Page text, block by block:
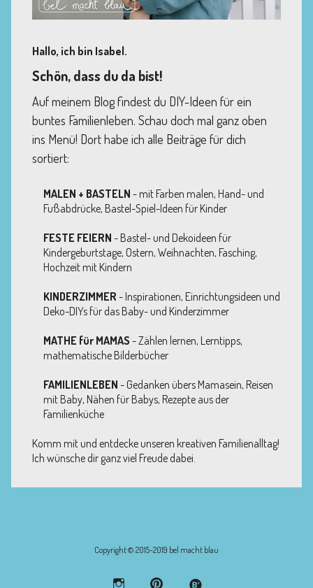
Hallo, ich bin Isabel.
Schön, dass du da bist!
Auf meinem Blog findest du DIY-Ideen für ein
buntes Familienleben. Schau doch mal ganz oben
ins Menü! Dort habe ich alle Beiträge für dich
sortiert:
MALEN + BASTELN - mit Farben malen, Hand- und
Fußabdrücke, Bastel-Spiel-Ideen für Kinder
FESTE FEIERN - Bastel- und Dekoideen für
Kindergeburtstage, Ostern, Weihnachten, Fasching,
Hochzeit mit Kindern
KINDERZIMMER - Inspirationen, Einrichtungsideen und
Deko-DIYs für das Baby- und Kinderzimmer
MATHE für MAMAS - Zählen lernen, Lerntipps,
mathematische Bilderbücher
FAMILIENLEBEN - Gedanken übers Mamasein, Reisen
mit Baby, Nähen für Babys, Rezepte aus der
Familienküche
Komm mit und entdecke unseren kreativen Familienalltag!
Ich wünsche dir ganz viel Freude dabei.
Copyright © 2015-2019 bel macht blau